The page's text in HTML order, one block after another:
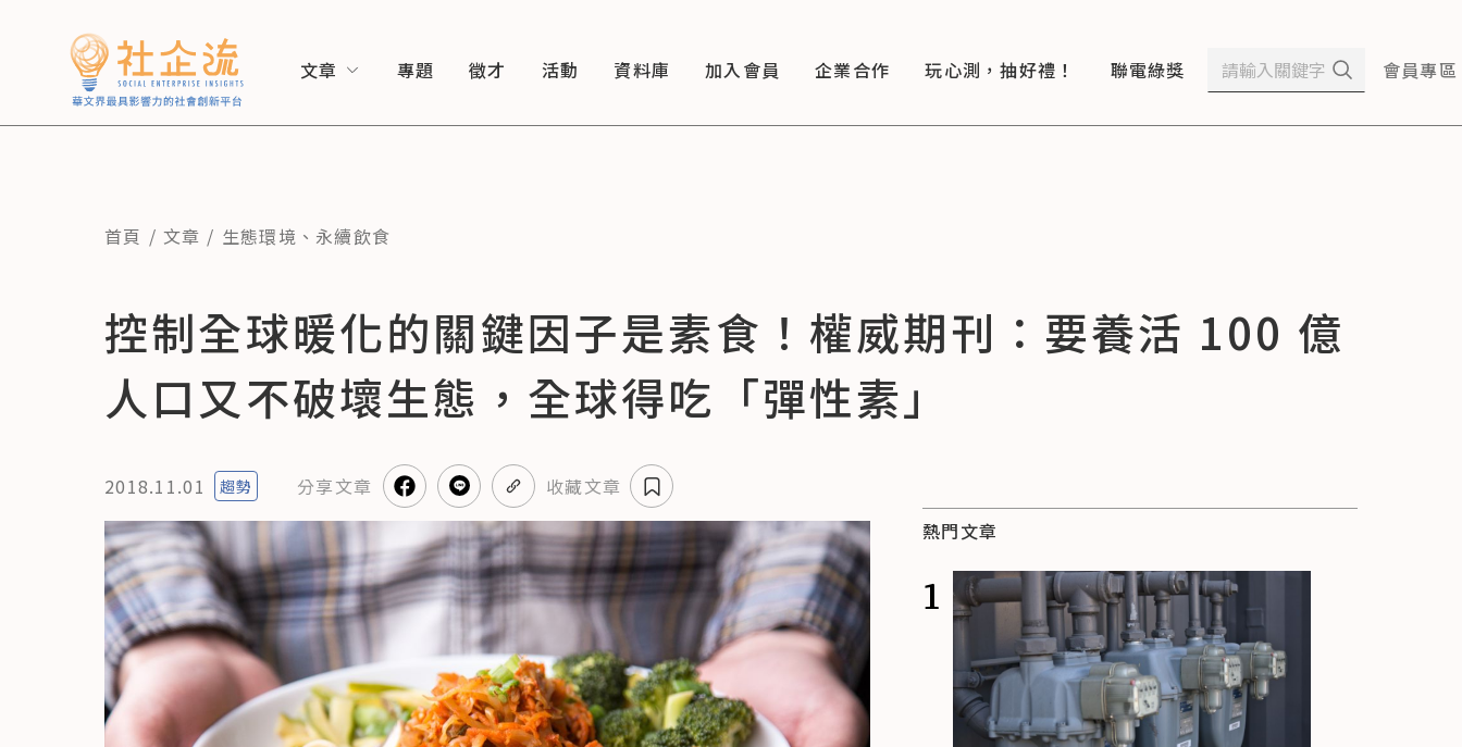
文章 專題 徵才 活動 資料庫 加入會員 企業合作 玩心測，抽好禮！ 聯電綠獎 會員專區
首頁 文章 生態環境 、 永續飲食
控制全球暖化的關鍵因子是素食！權威期刊：要養活 100 億
人口又不破壞生態，全球得吃「彈性素」
2018.11.01 趨勢 分享文章 收藏文章
熱門文章
1